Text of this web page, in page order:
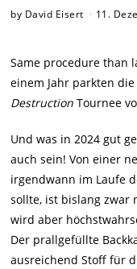
by David Eisert 11.
Same procedure than
einem Jahr parkten
Destruction Tournee
Und was in 2024 gut
auch sein! Von einer
irgendwann im Laufe
sollte, ist bislang zwar
wird aber
Der prallgefüllte
ausreichend Stoff für